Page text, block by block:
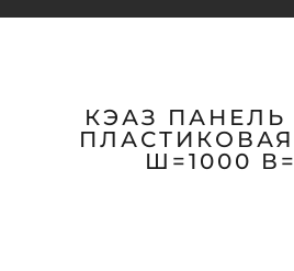
КЭАЗ ПАНЕЛЬ
ПЛАСТИКОВАЯ
Ш=1000